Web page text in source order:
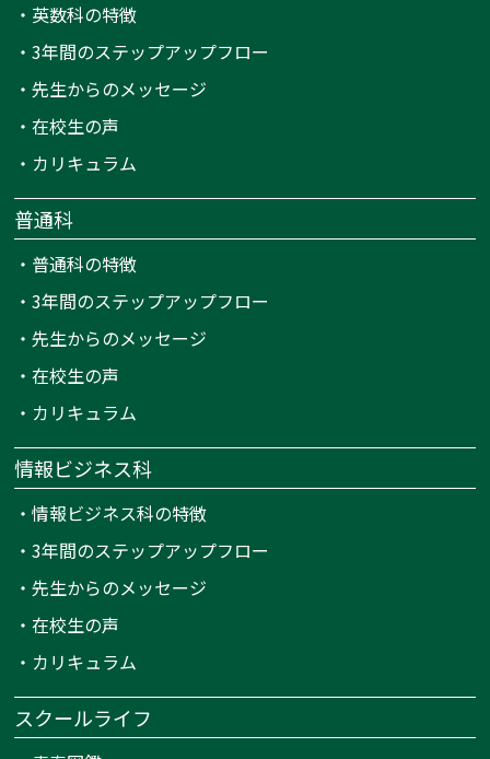
・ 英数科の特徴
・3年間のステップアップフロー
・先生からのメッセージ
・在校生の声
・ カリキュラム
普通科
・ 普通科の特徴
・3年間のステップアップフロー
・先生からのメッセージ
・在校生の声
・ カリキュラム
情報ビジネス科
・情報ビジネス科の特徴
・3年間のステップアップフロー
・先生からのメッセージ
・在校生の声
・ カリキュラム
スクールライフ